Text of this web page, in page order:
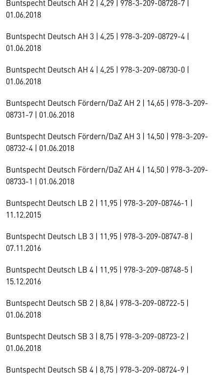
Buntspecht Deutsch AH 2 | 4,29 | 978-3-209-08728-7 |
01.06.2018
Buntspecht Deutsch AH 3 | 4,25 | 978-3-209-08729-4 |
01.06.2018
Buntspecht Deutsch AH 4 | 4,25 | 978-3-209-08730-0 |
01.06.2018
Buntspecht Deutsch Fördern/DaZ AH 2 | 14,65 | 978-3-209-
08731-7 | 01.06.2018
Buntspecht Deutsch Fördern/DaZ AH 3 | 14,50 | 978-3-209-
08732-4 | 01.06.2018
Buntspecht Deutsch Fördern/DaZ AH 4 | 14,50 | 978-3-209-
08733-1 | 01.06.2018
Buntspecht Deutsch LB 2 | 11,95 | 978-3-209-08746-1 |
11.12.2015
Buntspecht Deutsch LB 3 | 11,95 | 978-3-209-08747-8 |
07.11.2016
Buntspecht Deutsch LB 4 | 11,95 | 978-3-209-08748-5 |
15.12.2016
Buntspecht Deutsch SB 2 | 8,84 | 978-3-209-08722-5 |
01.06.2018
Buntspecht Deutsch SB 3 | 8,75 | 978-3-209-08723-2 |
01.06.2018
Buntspecht Deutsch SB 4 | 8,75 | 978-3-209-08724-9 |